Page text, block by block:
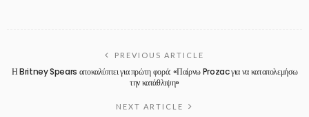
PREVIOUS ARTICLE
Η Britney Spears αποκαλύπτει για πρώτη φορά: «Παίρνω Prozac για να καταπολεμήσω
την κατάθλιψη»
NEXT ARTICLE